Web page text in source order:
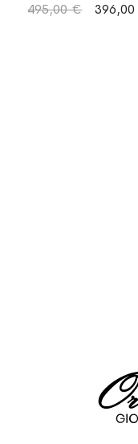
bracciale acciaio
495,00 €